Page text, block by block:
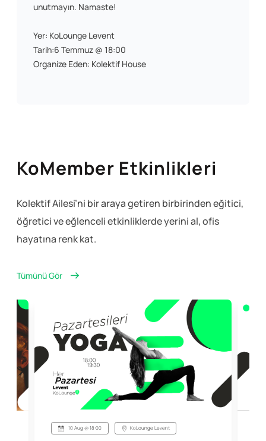
unutmayın. Namaste!
Yer: KoLounge Levent
Tarih:6 Temmuz @ 18:00
Organize Eden: Kolektif House
KoMember Etkinlikleri
Kolektif Ailesi’ni bir araya getiren birbirinden eğitici,
öğretici ve eğlencelietkinliklerde yerini al, ofis
hayatına renk kat.
Tümünü Gör
10 Aug @ 18:00 KoLounge Levent